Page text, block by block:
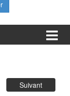
Suivant